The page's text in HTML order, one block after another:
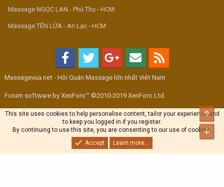
Massage NGỌC LAN - Phú Thọ - HCM
Massage TÊN LỬA - An Lạc - HCM
Massagevua.net - Hội Quán Massage lớn nhất Việt Nam
Forum software by XenForo™ ©2010-2019 XenForo Ltd.
This site uses cookies to help personalise content, tailor your experience and
to keep you logged in if you register.
By continuing to use this site, you are consenting to our use of cookies.
Accept
Learn more...
Top